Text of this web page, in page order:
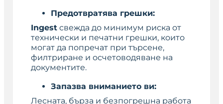
Предотвратява грешки:
Ingest свежда до минимум риска от
технически и печатни грешки, които
могат да попречат при търсене,
филтриране и осчетоводяване на
документите.
Запазва вниманието ви:
Лесната, бърза и безпогрешна работа